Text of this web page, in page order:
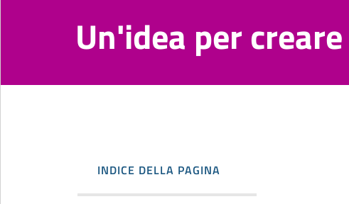
Un'idea per creare
INDICE DELLA PAGINA